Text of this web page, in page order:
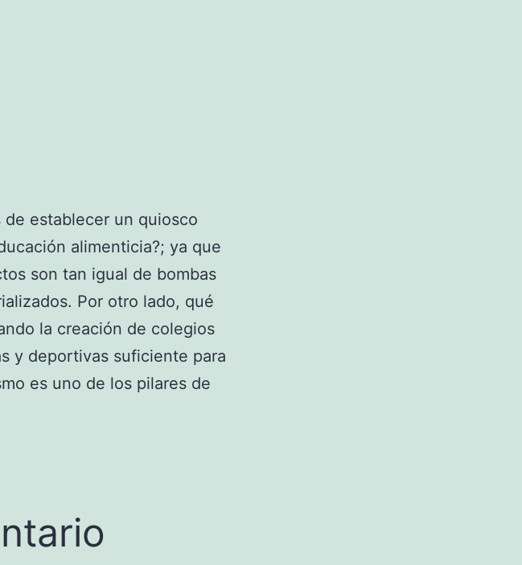
establecer un quiosco
alimenticia?; ya que
son tan igual de bombas
Por otro lado, qué
la creación de colegios
y deportivas suficiente para
es uno de los pilares de